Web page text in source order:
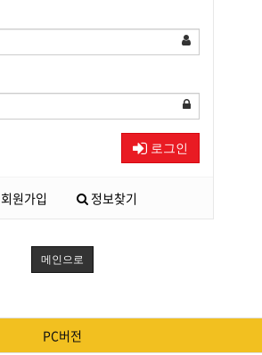
로그인
회원가입 정보찾기
메인으로
PC버전